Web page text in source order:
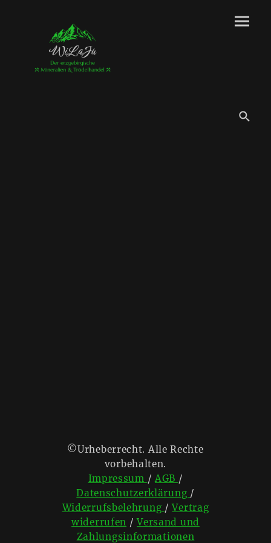
©Urheberrecht. Alle Rechte
vorbehalten.
Impressum / AGB /
Datenschutzerklärung /
Widerrufsbelehrung /Vertrag
widerrufen /Versand und
Zahlungsinformationen